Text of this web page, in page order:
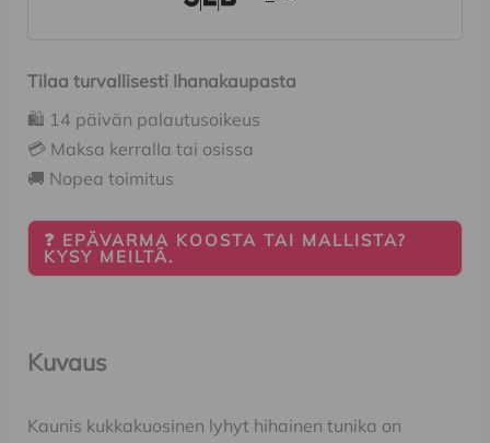
Tilaa turvallisesti Ihanakaupasta
🛍️ 14 päivän palautusoikeus
💳 Maksa kerralla tai osissa
🚚 Nopea toimitus
❓ EPÄVARMA KOOSTA TAI MALLISTA?
KYSY MEILTÄ.
Kuvaus
Kaunis kukkakuosinen lyhyt hihainen tunika on